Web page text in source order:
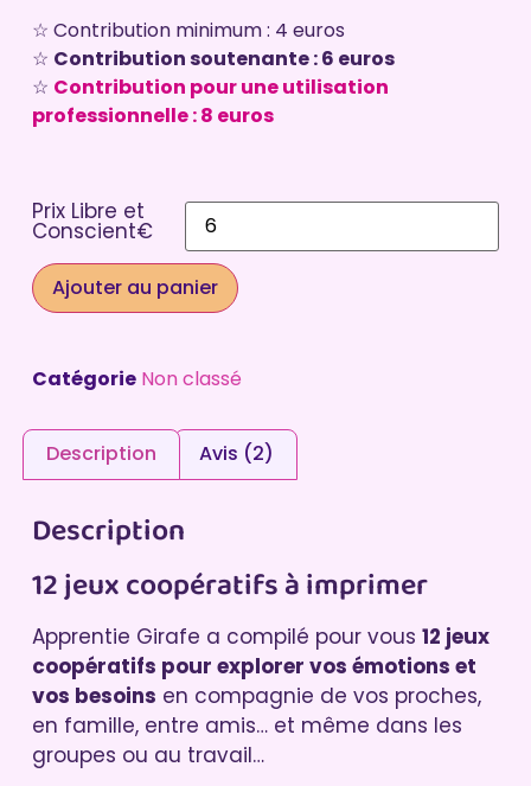
☆ Contribution minimum : 4 euros
☆ Contribution soutenante : 6 euros
☆ Contribution pour une utilisation
professionnelle : 8 euros
Prix Libre et
Conscient€
Ajouter au panier
Catégorie Non classé
Description Avis (2)
Description
12 jeux coopératifs à imprimer
Apprentie Girafe a compilé pour vous 12 jeux
coopératifs pour explorer vos émotions et
vos besoins en compagnie de vos proches,
en famille, entre amis… et même dans les
groupes ou au travail…